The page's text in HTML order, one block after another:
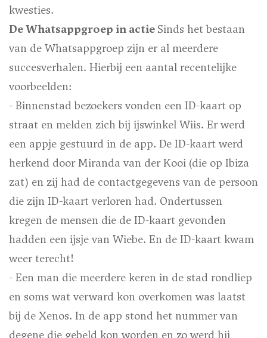
kwesties.
De Whatsappgroep in actie Sinds het bestaan
van de Whatsappgroep zijn er al meerdere
succesverhalen. Hierbij een aantal recentelijke
voorbeelden:
- Binnenstad bezoekers vonden een ID-kaart op
straat en melden zich bij ijswinkel Wiis. Er werd
een appje gestuurd in de app. De ID-kaart werd
herkend door Miranda van der Kooi (die op Ibiza
zat) en zij had de contactgegevens van de persoon
die zijn ID-kaart verloren had. Ondertussen
kregen de mensen die de ID-kaart gevonden
hadden een ijsje van Wiebe. En de ID-kaart kwam
weer terecht!
- Een man die meerdere keren in de stad rondliep
en soms wat verward kon overkomen was laatst
bij de Xenos. In de app stond het nummer van
degene die gebeld kon worden en zo werd hij